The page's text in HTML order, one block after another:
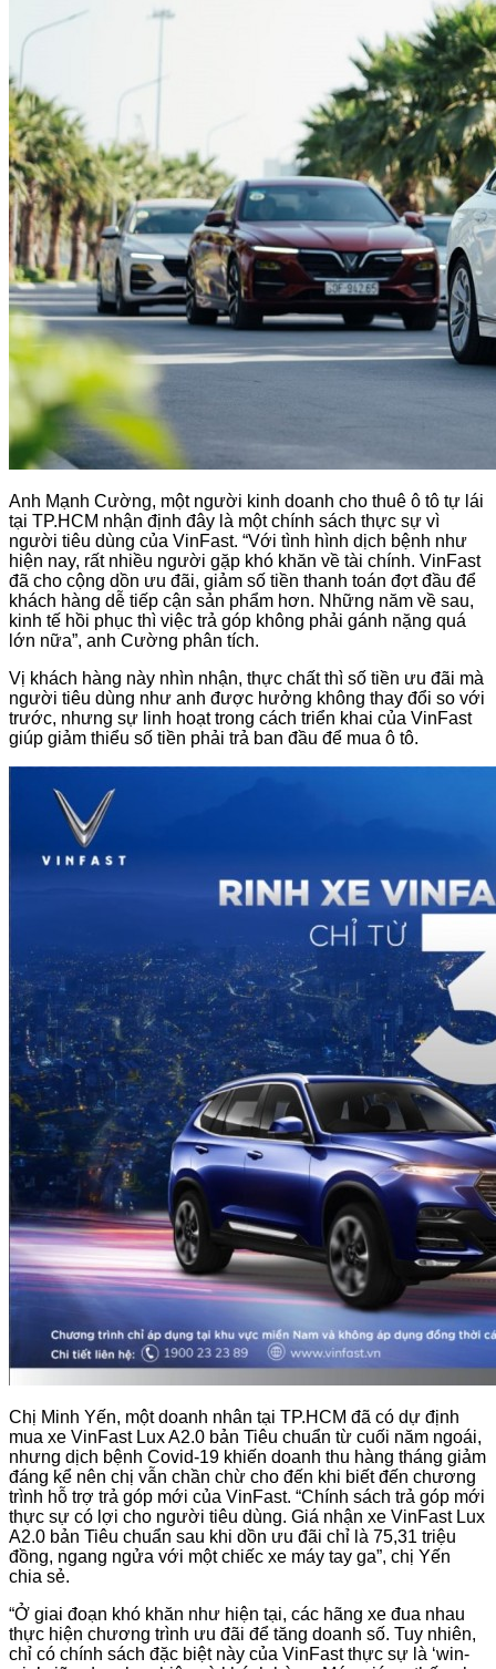
Anh Mạnh Cường, một người kinh doanh cho thuê ô tô tự lái
tại TP.HCM nhận định đây là một chính sách thực sự vì
người tiêu dùng của VinFast. “Với tình hình dịch bệnh như
hiện nay, rất nhiều người gặp khó khăn về tài chính. VinFast
đã cho cộng dồn ưu đãi, giảm số tiền thanh toán đợt đầu để
khách hàng dễ tiếp cận sản phẩm hơn. Những năm về sau,
kinh tế hồi phục thì việc trả góp không phải gánh nặng quá
lớn nữa”, anh Cường phân tích.
Vị khách hàng này nhìn nhận, thực chất thì số tiền ưu đãi mà
người tiêu dùng như anh được hưởng không thay đổi so với
trước, nhưng sự linh hoạt trong cách triển khai của VinFast
giúp giảm thiểu số tiền phải trả ban đầu để mua ô tô.
Chị Minh Yến, một doanh nhân tại TP.HCM đã có dự định
mua xe VinFast Lux A2.0 bản Tiêu chuẩn từ cuối năm ngoái,
nhưng dịch bệnh Covid-19 khiến doanh thu hàng tháng giảm
đáng kể nên chị vẫn chần chừ cho đến khi biết đến chương
trình hỗ trợ trả góp mới của VinFast. “Chính sách trả góp mới
thực sự có lợi cho người tiêu dùng. Giá nhận xe VinFast Lux
A2.0 bản Tiêu chuẩn sau khi dồn ưu đãi chỉ là 75,31 triệu
đồng, ngang ngửa với một chiếc xe máy tay ga”, chị Yến
chia sẻ.
“Ở giai đoạn khó khăn như hiện tại­­, các hãng xe đua nhau
thực hiện chương trình ưu đãi để tăng doanh số. Tuy nhiên,
chỉ có chính sách đặc biệt này của VinFast thực sự là ‘win-